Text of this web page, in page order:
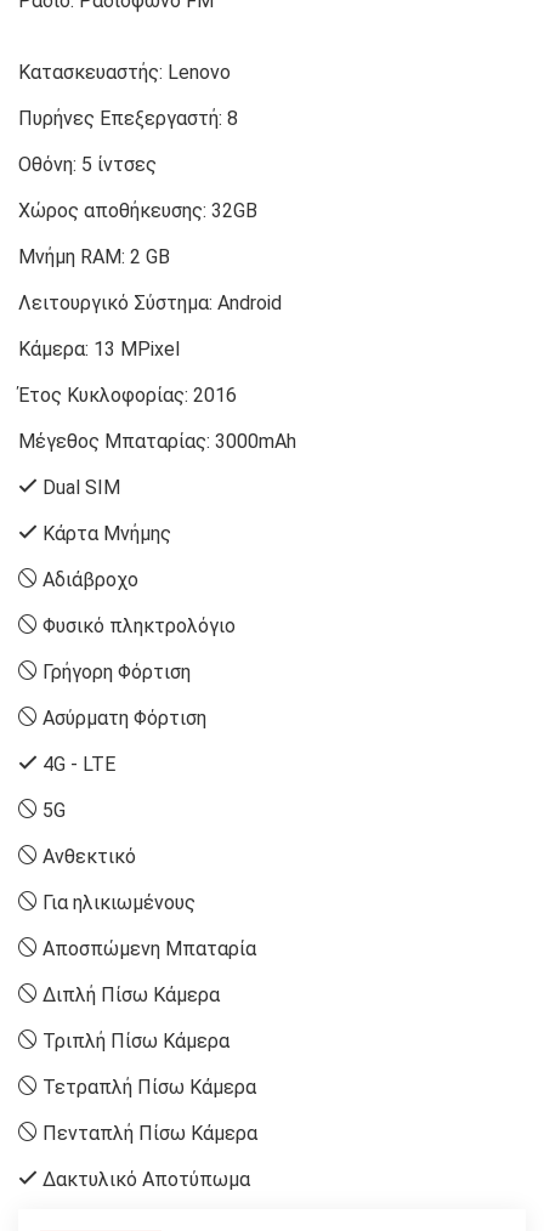
Κατασκευαστής: Lenovo
Πυρήνες Επεξεργαστή: 8
Οθόνη: 5 ίντσες
Χώρος αποθήκευσης: 32GB
Μνήμη RAM: 2 GB
Λειτουργικό Σύστημα: Android
Κάμερα: 13 MPixel
Έτος Κυκλοφορίας: 2016
Μέγεθος Μπαταρίας: 3000mAh
Dual SIM
Κάρτα Μνήμης
Αδιάβροχο
Φυσικό πληκτρολόγιο
Γρήγορη Φόρτιση
Ασύρματη Φόρτιση
4G - LTE
5G
Ανθεκτικό
Για ηλικιωμένους
Αποσπώμενη Μπαταρία
Διπλή Πίσω Κάμερα
Τριπλή Πίσω Κάμερα
Τετραπλή Πίσω Κάμερα
Πενταπλή Πίσω Κάμερα
Δακτυλικό Αποτύπωμα